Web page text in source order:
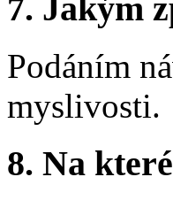
7. Jakým
Podáním
myslivosti.
8. Na